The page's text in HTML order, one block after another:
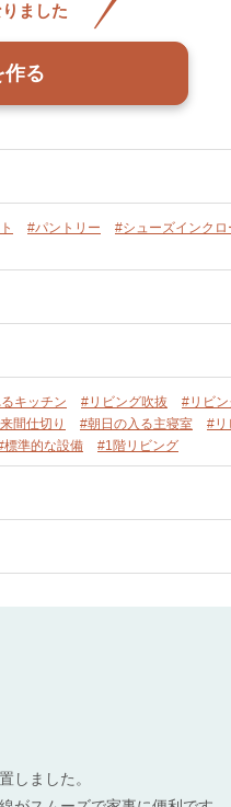
ました
作る
#パントリー
#シューズインクロ
キッチン #リビング吹抜
#リビ
間仕切り #朝日の入る主寝室
#リ
標準的な設備 #1階リビング
しました。